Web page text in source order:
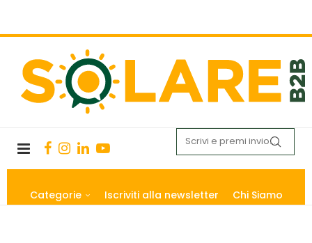
Categorie Iscriviti alla newsletter Chi Siamo